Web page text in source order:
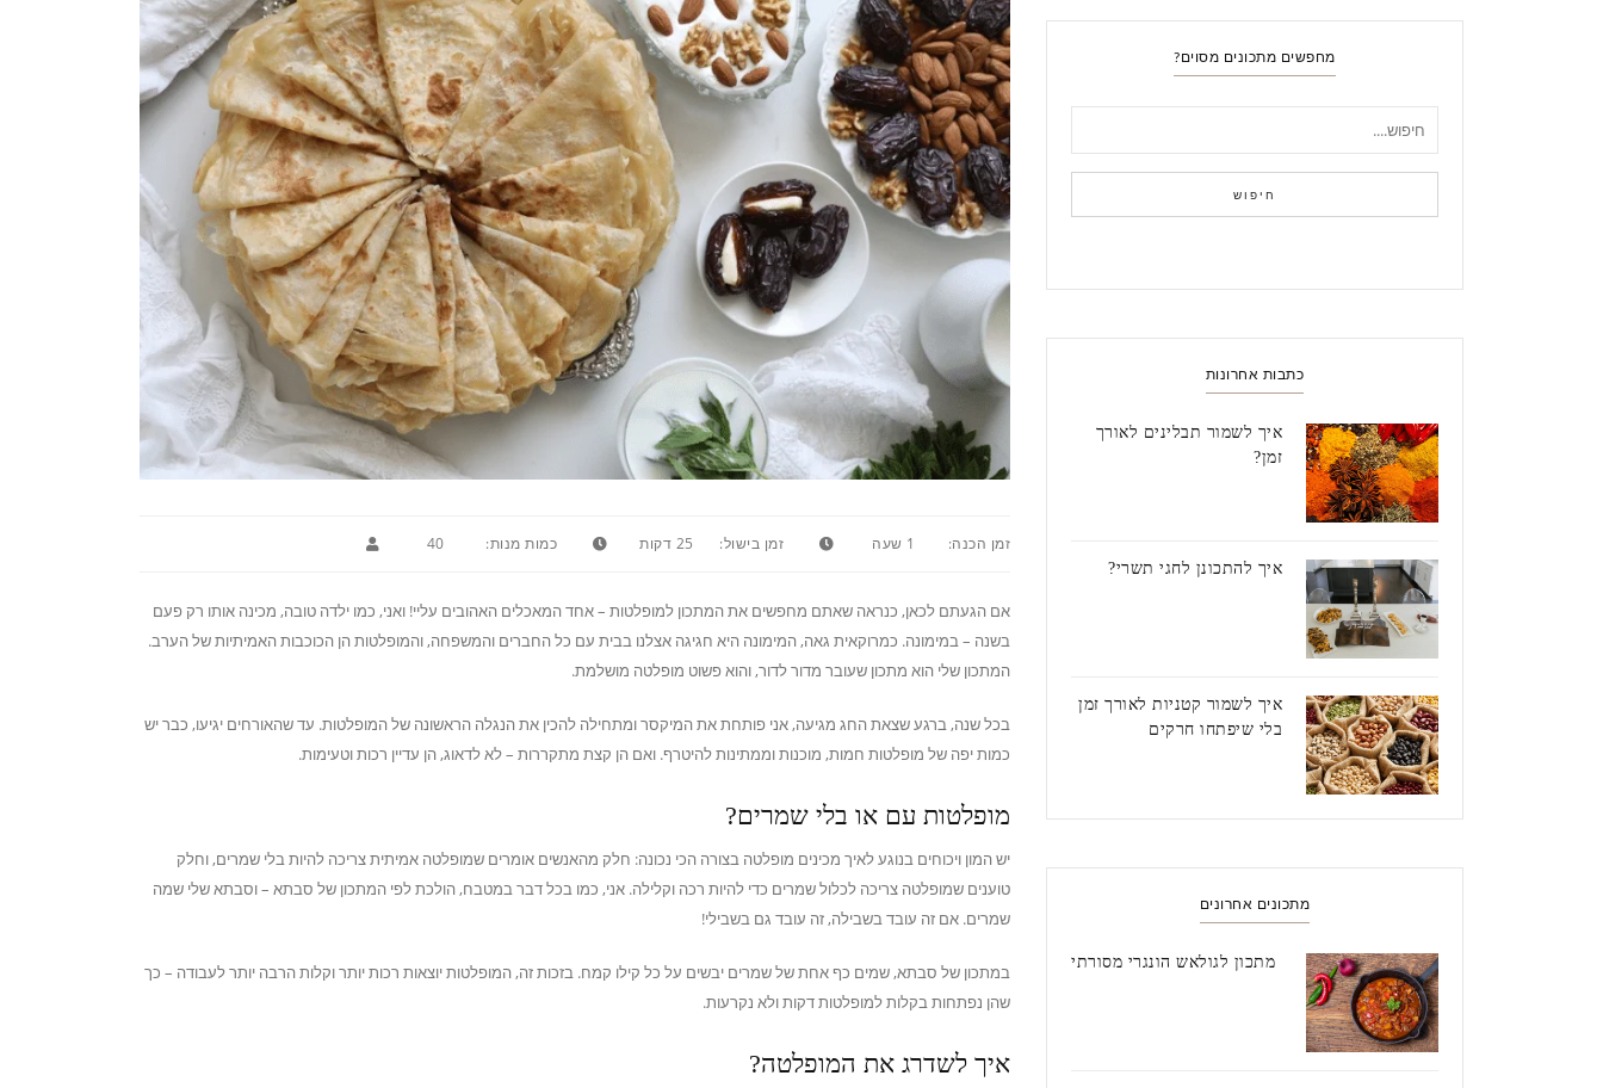
זמן הכנה: 1 שעה זמן בישול: 25 דקות כמות מנות: 40
אם הגעתם לכאן, כנראה שאתם מחפשים את המתכון למופלטות – אחד המאכלים האהובים עליי! ואני, כמו ילדה טובה, מכינה אותו רק פעם
בשנה – במימונה. כמרוקאית גאה, המימונה היא חגיגה אצלנו בבית עם כל החברים והמשפחה, והמופלטות הן הכוכבות האמיתיות של הערב.
המתכון שלי הוא מתכון שעובר מדור לדור, והוא פשוט מופלטה מושלמת.
בכל שנה, ברגע שצאת החג מגיעה, אני פותחת את המיקסר ומתחילה להכין את הנגלה הראשונה של המופלטות. עד שהאורחים יגיעו, כבר יש
כמות יפה של מופלטות חמות, מוכנות וממתינות להיטרף. ואם הן קצת מתקררות – לא לדאוג, הן עדיין רכות וטעימות.
מופלטות עם או בלי שמרים?
יש המון ויכוחים בנוגע לאיך מכינים מופלטה בצורה הכי נכונה: חלק מהאנשים אומרים שמופלטה אמיתית צריכה להיות בלי שמרים, וחלק
טוענים שמופלטה צריכה לכלול שמרים כדי להיות רכה וקלילה. אני, כמו בכל דבר במטבח, הולכת לפי המתכון של סבתא – וסבתא שלי שמה
שמרים. אם זה עובד בשבילה, זה עובד גם בשבילי!
במתכון של סבתא, שמים כף אחת של שמרים יבשים על כל קילו קמח. בזכות זה, המופלטות יוצאות רכות יותר וקלות הרבה יותר לעבודה – כך
שהן נפתחות בקלות למופלטות דקות ולא נקרעות.
איך לשדרג את המופלטה?
מחפשים מתכונים מסוים?
חיפוש
כתבות אחרונות
איך לשמור תבלינים לאורך
זמן?
איך להתכונן לחגי תשרי?
איך לשמור קטניות לאורך זמן
בלי שיפתחו חרקים
מתכונים אחרונים
מתכון לגולאש הונגרי מסורתי